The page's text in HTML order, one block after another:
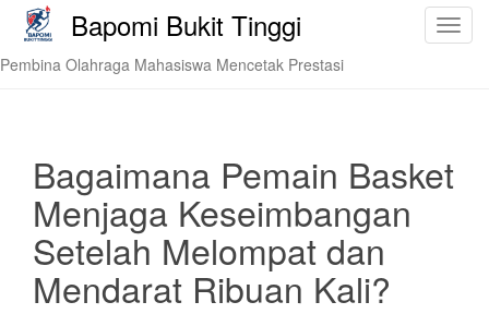
T
n
Bapomi Bukit Tinggi
Pembina Olahraga Mahasiswa Mencetak Prestasi
Bagaimana Pemain Basket
Menjaga Keseimbangan
Setelah Melompat dan
Mendarat Ribuan Kali?